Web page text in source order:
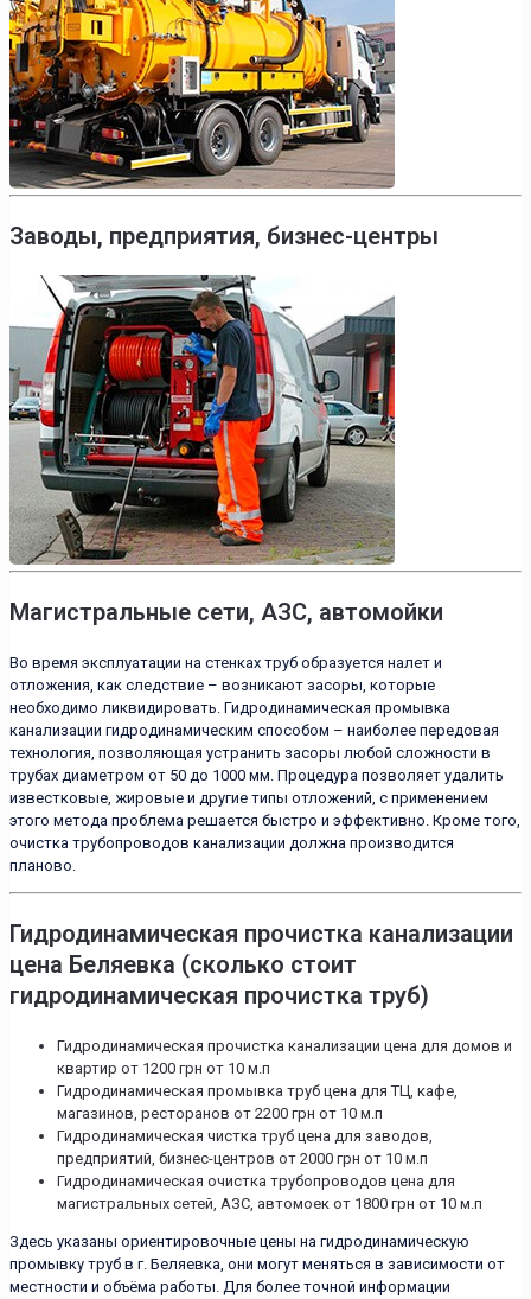
Заводы, предприятия, бизнес-центры
Магистральные сети, АЗС, автомойки
Во время эксплуатации на стенках труб образуется налет и
отложения, как следствие – возникают засоры, которые
необходимо ликвидировать. Гидродинамическая промывка
канализации гидродинамическим способом – наиболее передовая
технология, позволяющая устранить засоры любой сложности в
трубах диаметром от 50 до 1000 мм. Процедура позволяет удалить
известковые, жировые и другие типы отложений, с применением
этого метода проблема решается быстро и эффективно. Кроме того,
очистка трубопроводов канализации должна производится
планово.
Гидродинамическая прочистка канализации
цена Беляевка (сколько стоит
гидродинамическая прочистка труб)
Гидродинамическая прочистка канализации цена для домов и
квартир от 1200 грн от 10 м.п
Гидродинамическая промывка труб цена для ТЦ, кафе,
магазинов, ресторанов от 2200 грн от 10 м.п
Гидродинамическая чистка труб цена для заводов,
предприятий, бизнес-центров от 2000 грн от 10 м.п
Гидродинамическая очистка трубопроводов цена для
магистральных сетей, АЗС, автомоек от 1800 грн от 10 м.п
Здесь указаны ориентировочные цены на гидродинамическую
промывку труб в г. Беляевка, они могут меняться в зависимости от
местности и объёма работы. Для более точной информации